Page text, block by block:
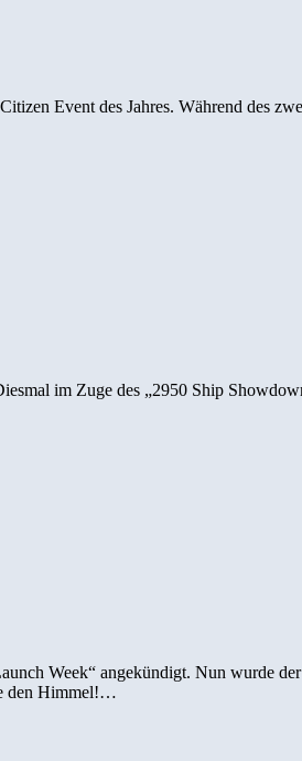
Event des Jahres. Während des
im Zuge des „2950 Ship
Week“ angekündigt. Nun wurde
den Himmel!…